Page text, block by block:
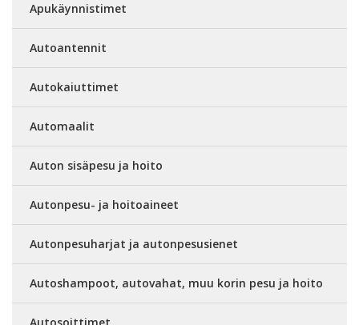
Apukäynnistimet
Autoantennit
Autokaiuttimet
Automaalit
Auton sisäpesu ja hoito
Autonpesu- ja hoitoaineet
Autonpesuharjat ja autonpesusienet
Autoshampoot, autovahat, muu korin pesu ja hoito